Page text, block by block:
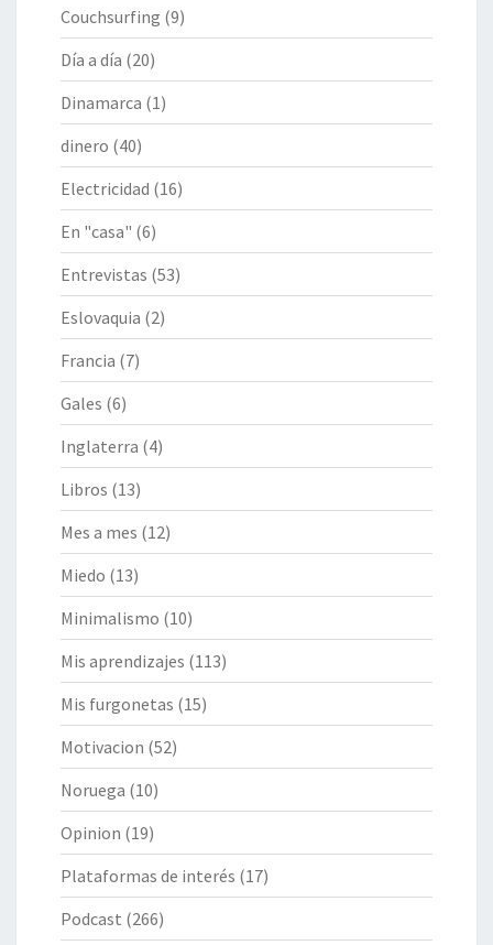
Couchsurfing (9)
Día a día (20)
Dinamarca (1)
dinero (40)
Electricidad (16)
En "casa" (6)
Entrevistas (53)
Eslovaquia (2)
Francia (7)
Gales (6)
Inglaterra (4)
Libros (13)
Mes a mes (12)
Miedo (13)
Minimalismo (10)
Mis aprendizajes (113)
Mis furgonetas (15)
Motivacion (52)
Noruega (10)
Opinion (19)
Plataformas de interés (17)
Podcast (266)